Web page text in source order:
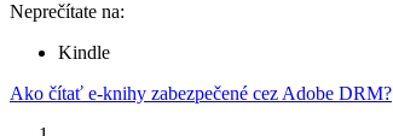
Neprečítate na:
Kindle
Ako čítať e-knihy zabezpečené cez Adobe DRM?